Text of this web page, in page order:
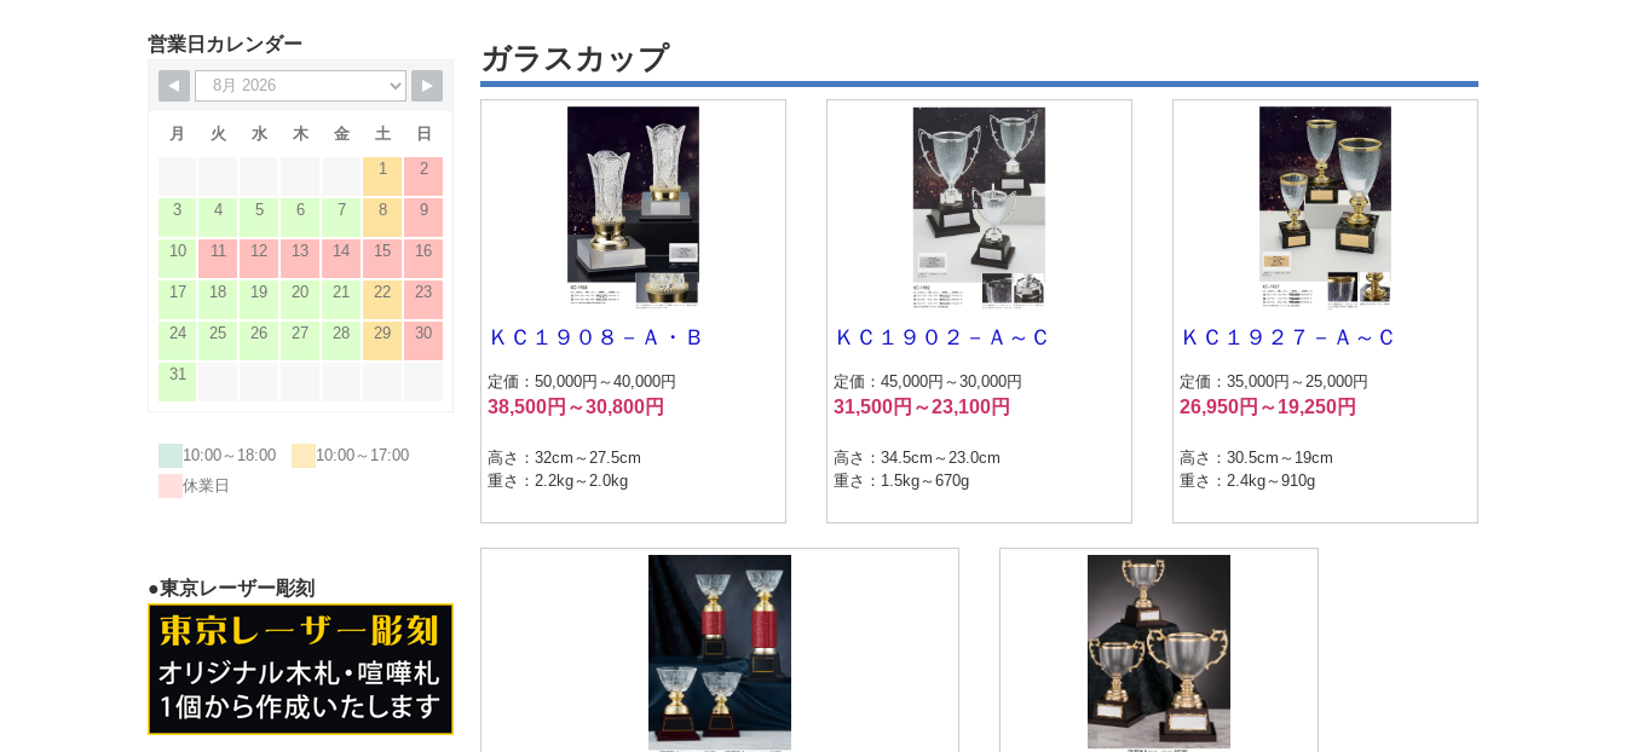
ガラスカップ
ＫＣ１９０８－Ａ・Ｂ
定価：50,000円～40,000円
38,500円～30,800円
高さ：32cm～27.5cm
重さ：2.2kg～2.0kg
ＫＣ１９０２－Ａ～Ｃ
定価：45,000円～30,000円
31,500円～23,100円
高さ：34.5cm～23.0cm
重さ：1.5kg～670g
ＫＣ１９２７－Ａ～Ｃ
定価：35,000円～25,000円
26,950円～19,250円
高さ：30.5cm～19cm
重さ：2.4kg～910g
営業日カレンダー
月 火 水 木 金 土
日
1
2
3 4 5 6 7 8 9
10 11 12 13 14 15 16
17 18 19 20 21 22 23
24 25 26 27 28 29 30
31
10:00～18:00
10:00～17:00
休業日
●東京レーザー彫刻